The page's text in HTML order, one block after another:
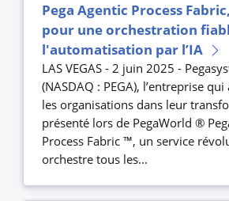
Pega Agentic Process
pour une orchestration
l'automatisation par l’IA
LAS VEGAS - 2 juin 2025 -
(NASDAQ : PEGA), l’entreprise
les organisations dans leur
présenté lors de PegaWorld ®
Process Fabric ™, un service
orchestre tous les...